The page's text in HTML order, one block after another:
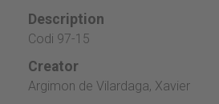
Description
Codi 97-15
Creator
Argimon de Vilardaga, Xavier